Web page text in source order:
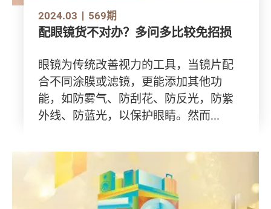
2024.03 569期
配眼镜货不对办？多问多比较免招损
眼镜为传统改善视力的工具，当镜片配
合不同涂膜或滤镜，更能添加其他功
能，如防雾气、防刮花、防反光，防紫
外线、防蓝光，以保护眼睛。然而...